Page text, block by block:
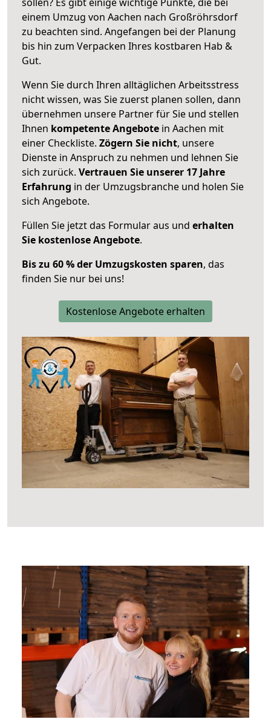
einem Umzug von Aachen nach Großröhrsdorf
zu beachten sind. Angefangen bei der Planung
bis hin zum Verpacken Ihres kostbaren Hab &
Gut.
Wenn Sie durch Ihren alltäglichen Arbeitsstress
nicht wissen, was Sie zuerst planen sollen, dann
übernehmen unsere Partner für Sie und stellen
Ihnen kompetente Angebote in Aachen mit
einer Checkliste. Zögern Sie nicht, unsere
Dienste in Anspruch zu nehmen und lehnen Sie
sich zurück. Vertrauen Sie unserer 17 Jahre
Erfahrung in der Umzugsbranche und holen Sie
sich Angebote.
Füllen Sie jetzt das Formular aus und erhalten
Sie kostenlose Angebote.
Bis zu 60 % der Umzugskosten sparen, das
finden Sie nur bei uns!
Kostenlose Angebote erhalten